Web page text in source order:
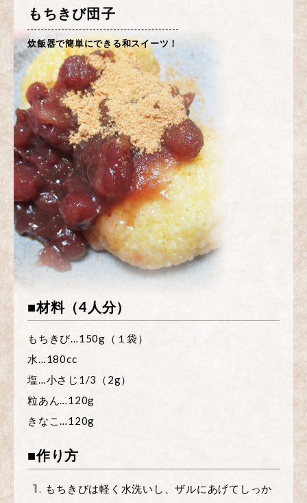
もちきび団子
炊飯器で簡単にできる和スイーツ！
■材料（4人分）
もちきび…150g（１袋）
水…180cc
塩…小さじ1/3（2g）
粒あん…120g
きなこ…120g
■作り方
もちきびは軽く水洗いし、ザルにあげてしっか